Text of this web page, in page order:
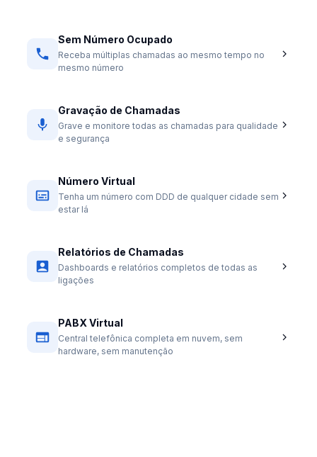
Sem Número Ocupado
Receba múltiplas chamadas ao mesmo tempo no
mesmo número
Gravação de Chamadas
Grave e monitore todas as chamadas para qualidade
e segurança
Número Virtual
Tenha um número com DDD de qualquer cidade sem
estar lá
Relatórios de Chamadas
Dashboards e relatórios completos de todas as
ligações
PABX Virtual
Central telefônica completa em nuvem, sem
hardware, sem manutenção